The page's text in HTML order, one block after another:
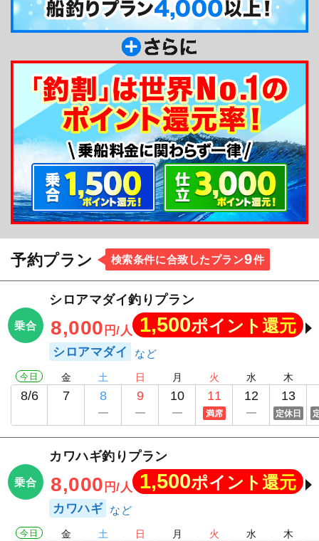
になっています。十分なサポートが行き届くように
努めますので、どなた様もお気軽にご利用くださ
予約プラン 検索条件に合致したプラン9件
乗合
シロアマダイ釣りプラン
8,000 円/人 1,500ポイント還元
シロアマダイ
今日
8/6
金
7
土
8
日
9
月
10
火
11
満席
水
12
木
13
定休日
乗合
カワハギ釣りプラン
8,000 円/人 1,500ポイント還元
カワハギ
今日 金 土 日 月 火 水 木